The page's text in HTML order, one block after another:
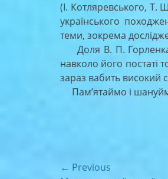
(І. Котляревського, Т.
українського
теми, зокрема
Доля В. П. Горленка,
навколо його постаті
зараз вабить високий
Пам’ятаймо і
Навігація
← Previous